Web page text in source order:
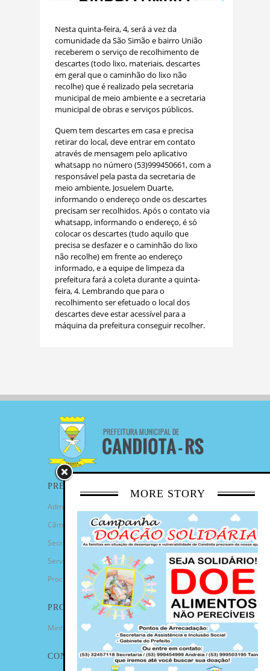
Nesta quinta-feira, 4, será a vez da
comunidade da São Simão e bairro União
receberem o serviço de recolhimento de
descartes (todo lixo, materiais, descartes
em geral que o caminhão do lixo não
recolhe) que é realizado pela secretaria
municipal de meio ambiente e a secretaria
municipal de obras e serviços públicos.
Quem tem descartes em casa e precisa
retirar do local, deve entrar em contato
através de mensagem pelo aplicativo
whatsapp no número (53)999450661, com a
responsável pela pasta da secretaria de
meio ambiente, Josuelem Duarte,
informando o endereço onde os descartes
precisam ser recolhidos. Após o contato via
whatsapp, informando o endereço, é só
colocar os descartes (tudo aquilo que
precisa se desfazer e o caminhão do lixo
não recolhe) em frente ao endereço
informado, e a equipe de limpeza da
prefeitura fará a coleta durante a quinta-
feira, 4. Lembrando que para o
recolhimento ser efetuado o local dos
descartes deve estar acessível para a
máquina da prefeitura conseguir recolher.
MORE STORY
PREFEITURA
Administração Municipal
Câmara de Vereadores
Secretarias
Serviços
Procuradoria Geral
PROGRAMAS
Minha Casa Minha Vida
CONTATO